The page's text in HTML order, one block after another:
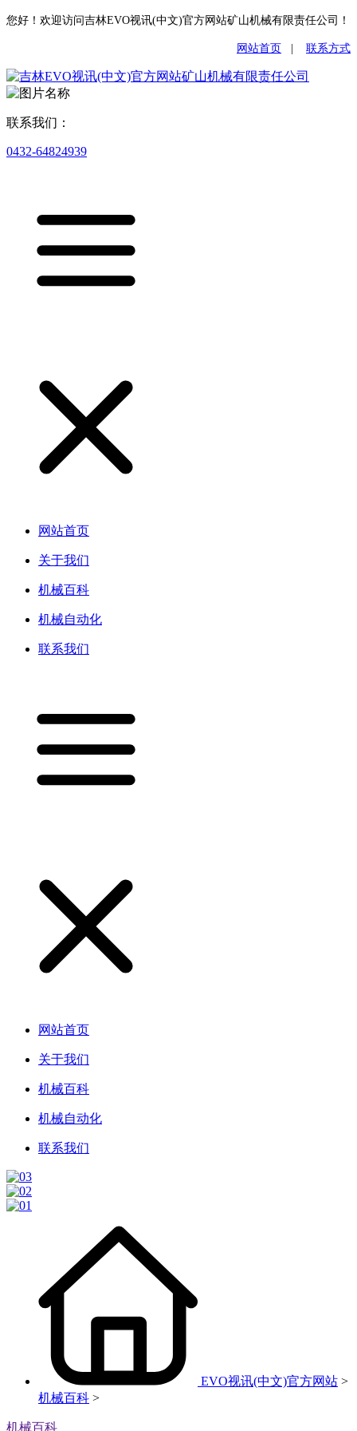
您好！欢迎访问吉林EVO视讯(中文)官方网站矿山机械有限责任公司！
网站首页 联系方式
联系我们：
0432-64824939
网站首页
关于我们
机械百科
机械自动化
联系我们
网站首页
关于我们
机械百科
机械自动化
联系我们
EVO视讯(中文)官方网站 >
机械百科 >
机械百科